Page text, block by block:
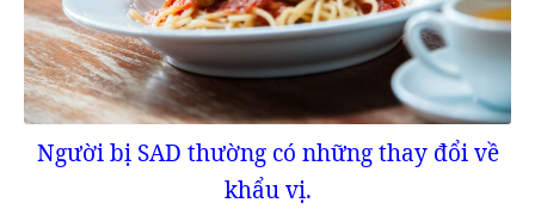
Người bị SAD thường có những thay đổi về
khẩu vị.